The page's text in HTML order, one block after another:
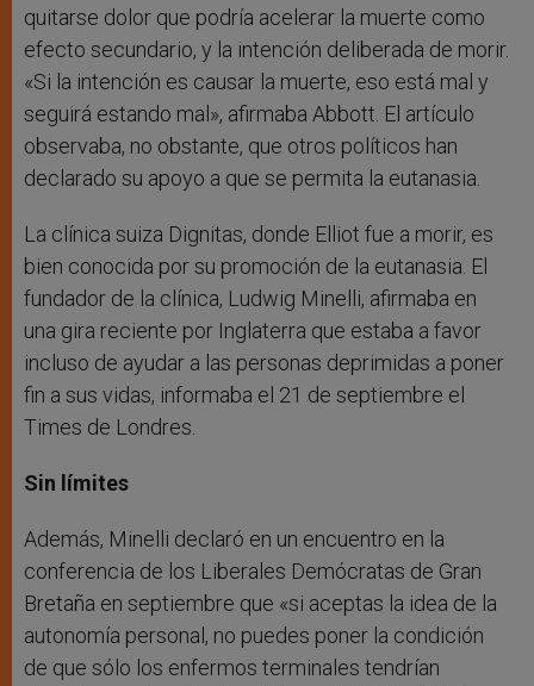
quitarse dolor que podría acelerar la muerte como
efecto secundario, y la intención deliberada de morir.
«Si la intención es causar la muerte, eso está mal y
seguirá estando mal», afirmaba Abbott. El artículo
observaba, no obstante, que otros políticos han
declarado su apoyo a que se permita la eutanasia.
La clínica suiza Dignitas, donde Elliot fue a morir, es
bien conocida por su promoción de la eutanasia. El
fundador de la clínica, Ludwig Minelli, afirmaba en
una gira reciente por Inglaterra que estaba a favor
incluso de ayudar a las personas deprimidas a poner
fin a sus vidas, informaba el 21 de septiembre el
Times de Londres.
Sin límites
Además, Minelli declaró en un encuentro en la
conferencia de los Liberales Demócratas de Gran
Bretaña en septiembre que «si aceptas la idea de la
autonomía personal, no puedes poner la condición
de que sólo los enfermos terminales tendrían